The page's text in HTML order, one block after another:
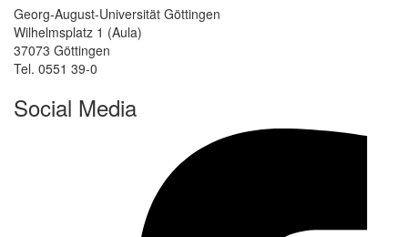
Georg-August-Universität Göttingen
Wilhelmsplatz 1 (Aula)
37073 Göttingen
Tel. 0551 39-0
Social Media